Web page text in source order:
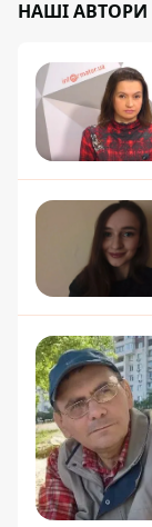
НАШІ АВТОРИ